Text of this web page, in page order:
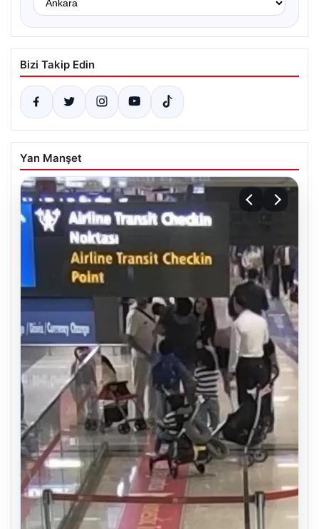
Bizi Takip Edin
Yan Manşet